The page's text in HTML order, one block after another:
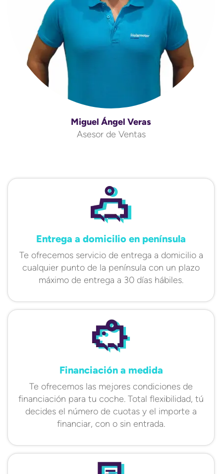
Miguel Ángel Veras
Asesor de Ventas
Entrega a domicilio en península
Te ofrecemos servicio de entrega a domicilio a
cualquier punto de la península con un plazo
máximo de entrega a 30 días hábiles.
Financiación a medida
Te ofrecemos las mejores condiciones de
financiación para tu coche. Total flexibilidad, tú
decides el número de cuotas y el importe a
financiar, con o sin entrada.